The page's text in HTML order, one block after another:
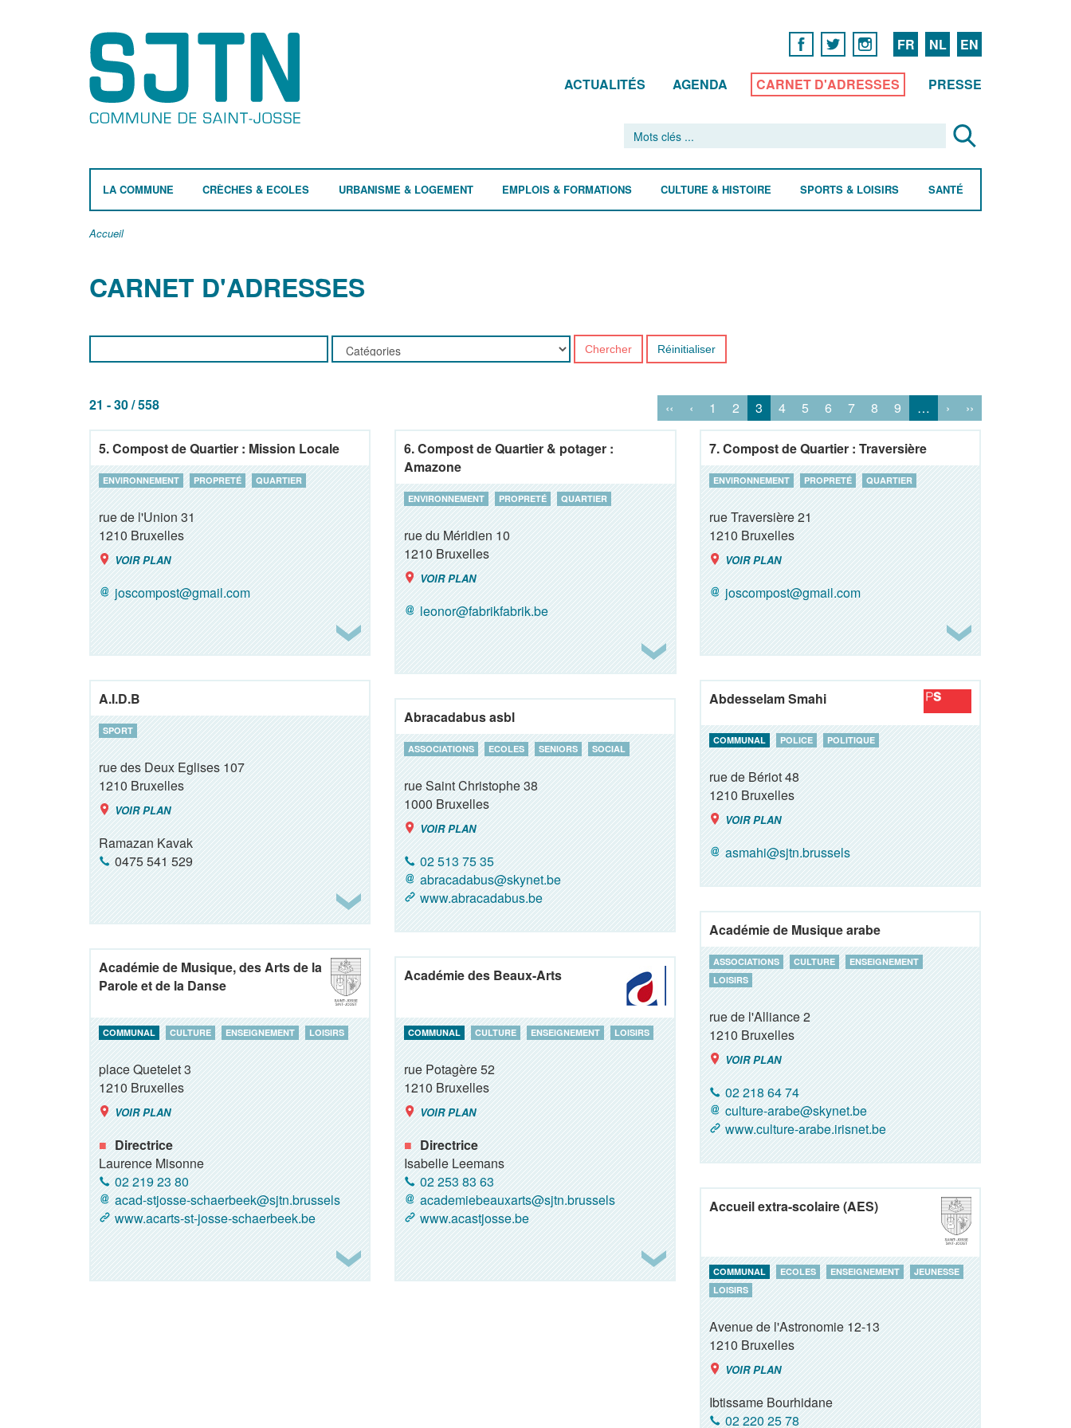
FR NL EN
ACTUALITÉS AGENDA CARNET D'ADRESSES PRESSE
LA COMMUNE CRÈCHES & ECOLES URBANISME & LOGEMENT EMPLOIS & FORMATIONS CULTURE & HISTOIRE SPORTS & LOISIRS SANTÉ
Accueil
CARNET D'ADRESSES
Chercher Réinitialiser
21 - 30 / 558 ‹‹ ‹ 1 2 3 4 5 6 7 8 9 … › ››
5. Compost de Quartier : Mission Locale
ENVIRONNEMENT PROPRETÉ QUARTIER
rue de l'Union 31
1210Bruxelles
VOIR PLAN
joscompost@gmail.com
6. Compost de Quartier & potager :
Amazone
ENVIRONNEMENT PROPRETÉ QUARTIER
rue du Méridien 10
1210Bruxelles
VOIR PLAN
leonor@fabrikfabrik.be
7. Compost de Quartier : Traversière
ENVIRONNEMENT PROPRETÉ QUARTIER
rue Traversière 21
1210Bruxelles
VOIR PLAN
joscompost@gmail.com
A.I.D.B
SPORT
rue des Deux Eglises 107
1210Bruxelles
VOIR PLAN
Ramazan Kavak
0475 541 529
Abdesselam Smahi
COMMUNAL POLICE POLITIQUE
rue de Bériot 48
1210Bruxelles
VOIR PLAN
asmahi@sjtn.brussels
Abracadabus asbl
ASSOCIATIONS ECOLES SENIORS SOCIAL
rue Saint Christophe 38
1000Bruxelles
VOIR PLAN
02 513 75 35
abracadabus@skynet.be
www.abracadabus.be
Académie de Musique arabe
ASSOCIATIONS CULTURE
ENSEIGNEMENT
LOISIRS
rue de l'Alliance 2
1210Bruxelles
VOIR PLAN
02 218 64 74
culture-arabe@skynet.be
www.culture-arabe.irisnet.be
Académie de Musique, des Arts de la
Parole et de la Danse
COMMUNAL CULTURE ENSEIGNEMENT LOISIRS
place Quetelet 3
1210Bruxelles
VOIR PLAN
Directrice
Laurence Misonne
02 219 23 80
acad-stjosse-schaerbeek@sjtn.brussels
www.acarts-st-josse-schaerbeek.be
Académie des Beaux-Arts
COMMUNAL CULTURE ENSEIGNEMENT LOISIRS
rue Potagère 52
1210Bruxelles
VOIR PLAN
Directrice
Isabelle Leemans
02 253 83 63
academiebeauxarts@sjtn.brussels
www.acastjosse.be
Accueil extra-scolaire (AES)
COMMUNAL ECOLES ENSEIGNEMENT
JEUNESSE
LOISIRS
Avenue de l'Astronomie 12-13
1210Bruxelles
VOIR PLAN
Ibtissame Bourhidane
02 220 25 78